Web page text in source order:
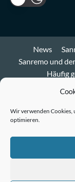
Wir verwenden Cookies,
optimieren.
News
Sanremo und
Häufig
Mastodon
Twitter
LinkedIn